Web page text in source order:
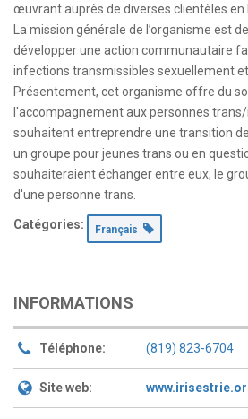
œuvrant auprès de diverses clientèles en
La mission générale de l’organisme est
développer une action communautaire
infections transmissibles sexuellement et
Présentement, cet organisme offre du
l'accompagnement aux personnes
souhaitent entreprendre une transition
un groupe pour jeunes trans ou en
souhaiteraient échanger entre eux, le
d'une personne trans.
Catégories: Français
INFORMATIONS
Téléphone: (819) 823-6704
Site web: